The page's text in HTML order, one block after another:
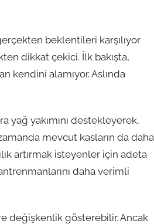
beklentileri karşılıyor
dikkat çekici. İlk bakışta,
kendini alamıyor. Aslında
yağ yakımını destekleyerek,
mevcut kasların da daha
artırmak isteyenler için adeta
daha verimli
değişkenlik gösterebilir. Ancak